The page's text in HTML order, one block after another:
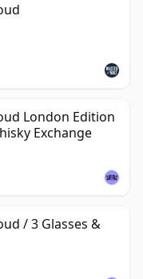
London Edition
Exchange
/ 3 Glasses &